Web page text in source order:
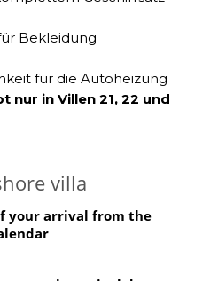
Bekleidung
für die Autoheizung
nur in Villen 21, 22 und